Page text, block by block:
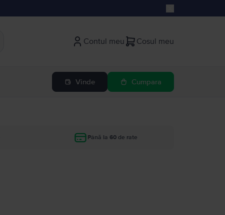
Contul meu Cosul meu
Vinde Cumpara
Până la 60 de rate